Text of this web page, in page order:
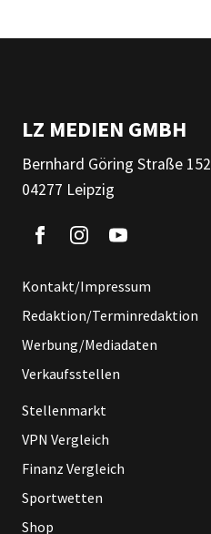
LZ MEDIEN GMBH
Bernhard Göring Straße 152
04277 Leipzig
Kontakt/Impressum
Redaktion/Terminredaktion
Werbung/Mediadaten
Verkaufsstellen
Stellenmarkt
VPN Vergleich
Finanz Vergleich
Sportwetten
Shop